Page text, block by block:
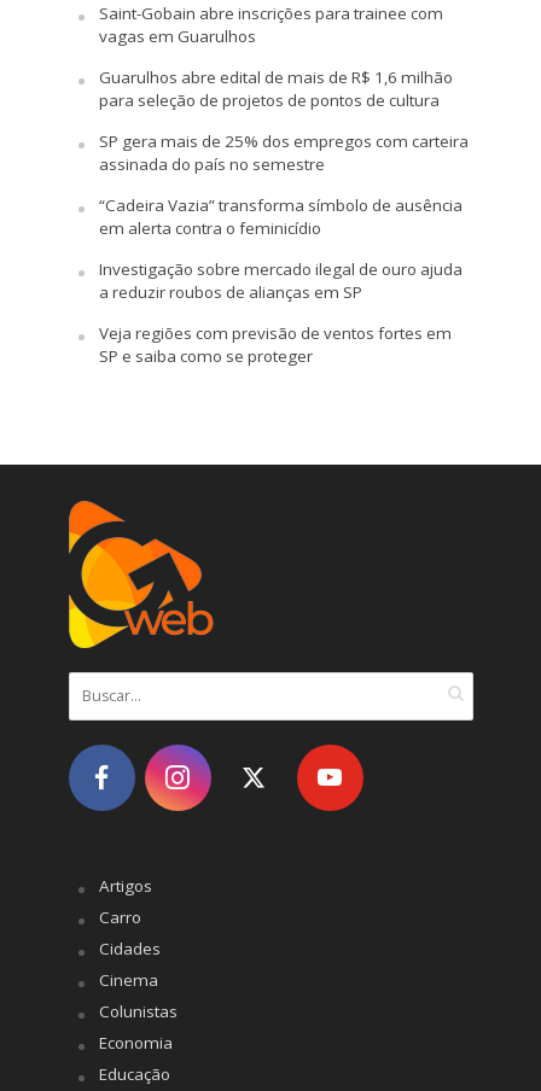
Saint-Gobain abre inscrições para trainee com
vagas em Guarulhos
Guarulhos abre edital de mais de R$ 1,6 milhão
para seleção de projetos de pontos de cultura
SP gera mais de 25% dos empregos com carteira
assinada do país no semestre
“Cadeira Vazia” transforma símbolo de ausência
em alerta contra o feminicídio
Investigação sobre mercado ilegal de ouro ajuda
a reduzir roubos de alianças em SP
Veja regiões com previsão de ventos fortes em
SP e saiba como se proteger
Artigos
Carro
Cidades
Cinema
Colunistas
Economia
Educação